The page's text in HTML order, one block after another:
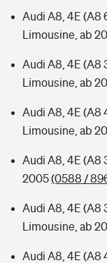
Audi A8, 4E (A8
Limousine, ab
Audi A8, 4E (A8
Limousine, ab
Audi A8, 4E (A8
Limousine, ab
Audi A8, 4E (A8
2005(0588 /
Audi A8, 4E (A8
Limousine, ab
Audi A8, 4E (A8